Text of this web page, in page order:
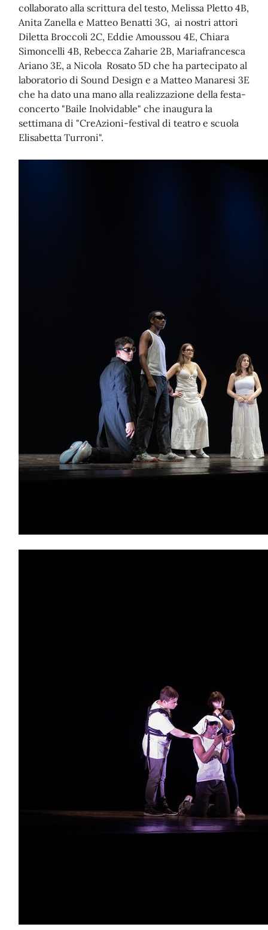
collaborato alla scrittura del testo, Melissa Pletto 4B,
Anita Zanella e Matteo Benatti 3G, ai nostri attori
Diletta Broccoli 2C, Eddie Amoussou 4E, Chiara
Simoncelli 4B, Rebecca Zaharie 2B, Mariafrancesca
Ariano 3E, a Nicola Rosato 5D che ha partecipato al
laboratorio di Sound Design e a Matteo Manaresi 3E
che ha dato una mano alla realizzazione della festa-
concerto "Baile Inolvidable" che inaugura la
settimana di "CreAzioni-festival di teatro e scuola
Elisabetta Turroni".